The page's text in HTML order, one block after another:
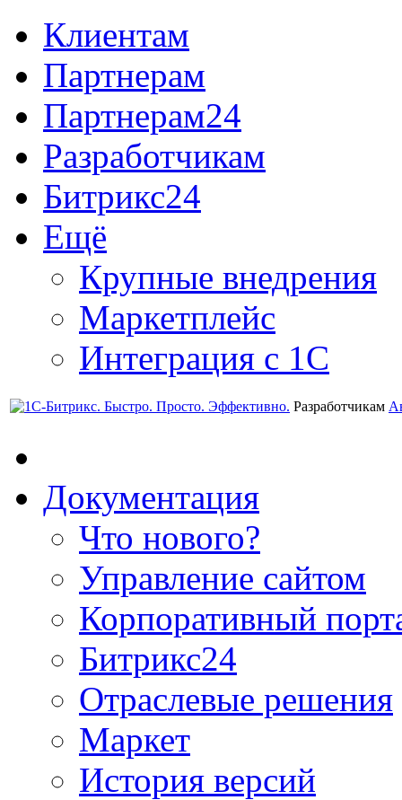
Клиентам
Партнерам
Партнерам24
Разработчикам
Битрикс24
Ещё
Крупные внедрения
Маркетплейс
Интеграция с 1С
Разработчикам
Документация
Что нового?
Управление сайтом
Корпоративный
Битрикс24
Отраслевые решения
Маркет
История версий